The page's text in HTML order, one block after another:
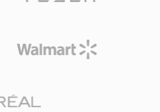
规范确保任何开发者都可
媒体工具和编码软件中的
选容器。